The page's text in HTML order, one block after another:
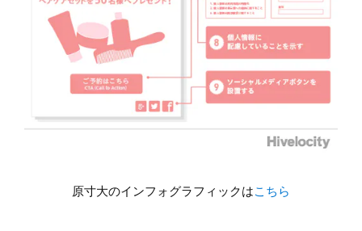
原寸大のインフォグラフィックはこちら